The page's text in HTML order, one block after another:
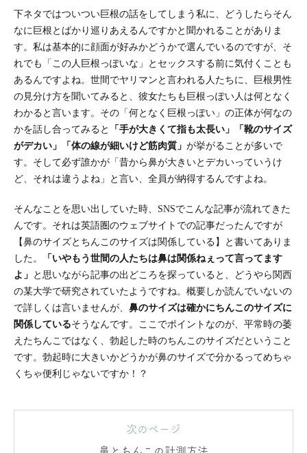
下ネタではついつい巨根の話をしてしまう私に、どうしたらそん
なに巨根とばかり巡りあえるんですかと聞かれることがありま
す。私は基本的に顔面が好みかどうかで選んでいるのですが、そ
れでも「この人巨根っぽいな」とセックスする前に気付くことも
あるんですよね。世間でヤリマンと言われる人たちに、巨根男性
の見分け方を聞いてみると、彼女たちも巨根っぽい人は何となく
わかると言います。その「何となく巨根っぽい」の正体が何なの
かを話し合ってみると
「手が大きくて指も太長い」「靴のサイズ
がデカい」「体の線が細いけど筋肉質」 が挙がることが多いで
す。そして必ず誰かが「昔から鼻が大きいとデカいっていうけ
ど、それは違うよね」と言い、全員が納得するんですよね。
そんなことを思い出していた時、SNSでこんな記事が流れてきた
んです。それは英語圏のウェブサイトでの記事だったんですが
【鼻のサイズとちんこのサイズは関係している】と書いてありま
した。
「いやもう世間の人たちは鼻は関係ねぇって言ってます
よ」 と思いながら記事の出どころを探っていると、どうやら関西
の某大学で研究されていたようですね。概要しか読んでいないの
で詳しくは言いませんが、 鼻のサイズは確かにちんこのサイズに
関係しているそうなんです。ここでポイントなのが、平常時の萎
えたちんこではなく、勃起した時のちんこのサイズだということ
です。勃起時に大きいかどうかが鼻のサイズで分かるってめちゃ
くちゃ便利じゃないですか！？
次のページ